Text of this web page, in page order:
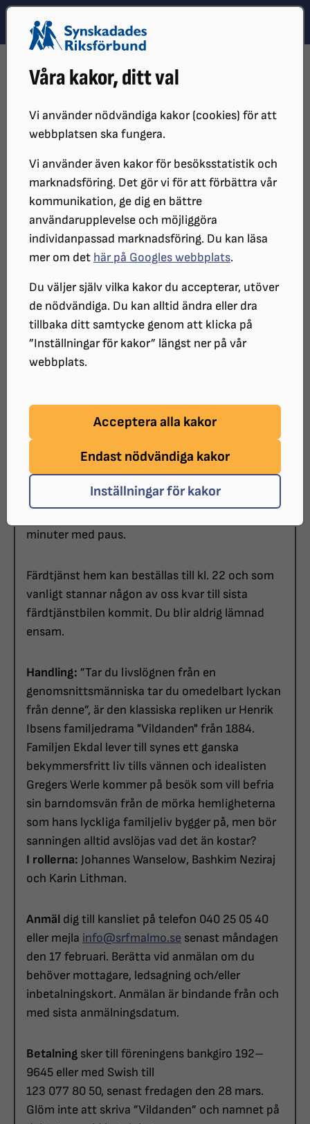
Våra kakor, ditt val
Vi använder nödvändiga kakor (cookies) för att
webbplatsen ska fungera.
Vi använder även kakor för besöksstatistik och
marknadsföring. Det gör vi för att förbättra vår
kommunikation, ge dig en bättre
användarupplevelse och möjliggöra
individanpassad marknadsföring. Du kan läsa
mer om det här på Googles webbplats.
Du väljer själv vilka kakor du accepterar, utöver
de nödvändiga. Du kan alltid ändra eller dra
tillbaka ditt samtycke genom att klicka på
”Inställningar för kakor” längst ner på vår
webbplats.
Acceptera alla kakor
Endast nödvändiga kakor
Inställningar för kakor
Hoppa till innehåll
Hoppa till hitta snabbt
DISTRIKT
SRF SKÅNE
SRF SKÅNES LOKALFÖRENINGAR
VILDANDEN, SYNTOLKAD TEATER
Vildanden, syntolkad teater
SRF Malmö-Svedala välkomnar hela
SRF Skåne till "Vildanden" som
syntolkas fredagen den 11 april 2025 kl.
DATUM:
2025-04-11 klockan 18:00 - 22:00
203 kr, ledsagare medföljer kostnadsfritt
Samling:Vi träffas kl. 18.00 då du får din biljett
och mottagare
minuter med paus.
Färdtjänst hem kan beställas till kl. 22 och som
vanligt stannar någon av oss kvar till sista
färdtjänstbilen kommit. Du blir aldrig lämnad
ensam.
Handling: ”Tar du livslögnen från en
genomsnittsmänniska tar du omedelbart lyckan
från denne”, är den klassiska repliken ur Henrik
Ibsens familjedrama "Vildanden" från 1884.
Familjen Ekdal lever till synes ett ganska
bekymmersfritt liv tills vännen och idealisten
Gregers Werle kommer på besök som vill befria
sin barndomsvän från de mörka hemligheterna
som hans lyckliga familjeliv bygger på, men bör
sanningen alltid avslöjas vad det än kostar?
I rollerna: Johannes Wanselow, Bashkim Neziraj
och Karin Lithman.
Anmäl dig till kansliet på telefon 040 25 05 40
eller mejla info@srfmalmo.se senast måndagen
den 17 februari. Berätta vid anmälan om du
behöver mottagare, ledsagning och/eller
inbetalningskort. Anmälan är bindande från och
med sista anmälningsdatum.
Betalning sker till föreningens bankgiro 192–
9645 eller med Swish till
123 077 80 50, senast fredagen den 28 mars.
Glöm inte att skriva ”Vildanden” och namnet på